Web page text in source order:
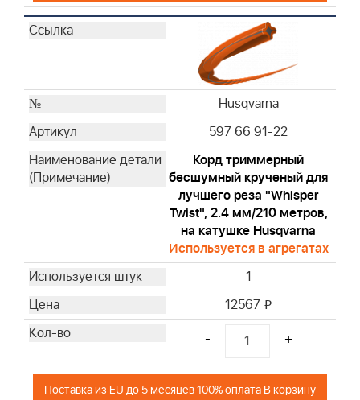
Husqvarna
597 66 91-22
Корд триммерный
бесшумный крученый для
лучшего реза "Whisper
Twist", 2.4 мм/210 метров,
на катушке Husqvarna
Используется в агрегатах
1
12567 i
- +
Поставка из EU до 5 месяцев 100% оплата В корзину